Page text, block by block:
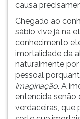
causa
Chegado ao
sábio vive já na
conhecimento
imortalidade da
naturalmente
pessoal
imaginação. A
entendida senão
verdadeiras, que